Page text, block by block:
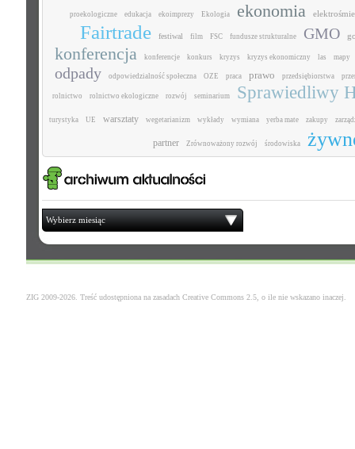
proekologiczne edukacja ekoimprezy Ekologia ekonomia
Fairtrade festiwal film FSC fundusze strukturalne GMO
konferencja konferencje konkurs kryzys kryzys ekonomiczny las mapy
odpady odpowiedzialność społeczna OZE praca prawo przedsiębiorstwa
rolnictwo rolnictwo ekologiczne rozwój seminarium Sprawiedliwy
turystyka UE warsztaty wegetarianizm wykłady wymiana yerba mate zakupy
partner Zrównoważony rozwój środowiska
Wybierz miesiąc
ZIG 2009-2026. Treść udostępniona na zasadach Creative Commons 2.5 , o ile nie wskazano inaczej.